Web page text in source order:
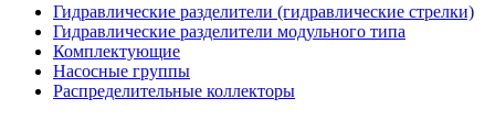
Гидравлические разделители (гидравлические стрелки)
Гидравлические разделители модульного типа
Комплектующие
Насосные группы
Распределительные коллекторы